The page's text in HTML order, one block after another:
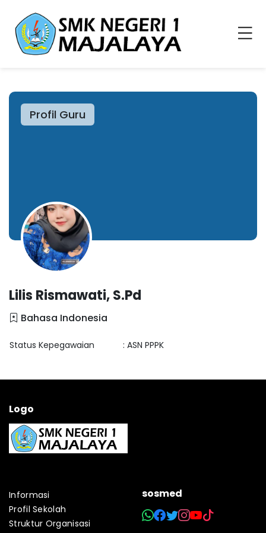
Profil Guru
Lilis Rismawati, S.Pd
Bahasa Indonesia
Status Kepegawaian : ASN PPPK
Logo
Informasi
Profil Sekolah
Struktur Organisasi
sosmed